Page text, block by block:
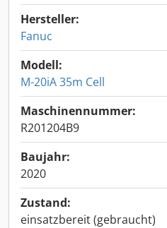
Hersteller:
Fanuc
Modell:
M-20iA 35m Cell
Maschinennummer:
R201204B9
Baujahr:
2020
Zustand:
einsatzbereit (gebraucht)